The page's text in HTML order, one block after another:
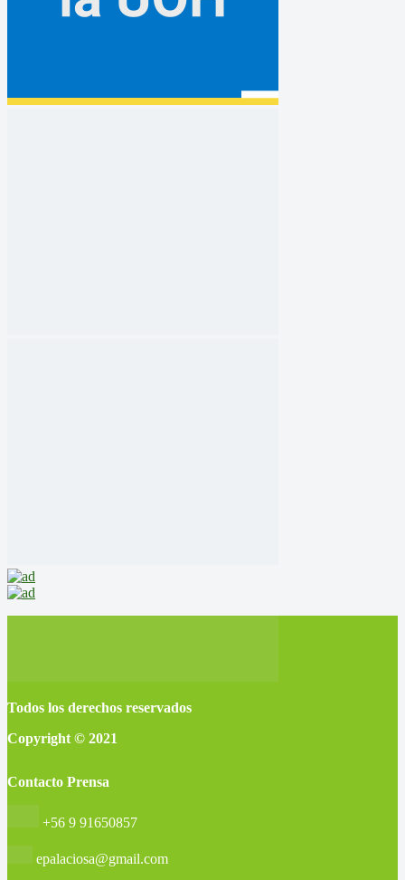
Todos los derechos reservados
Copyright © 2021
Contacto Prensa
+56 9 91650857
epalaciosa@gmail.com